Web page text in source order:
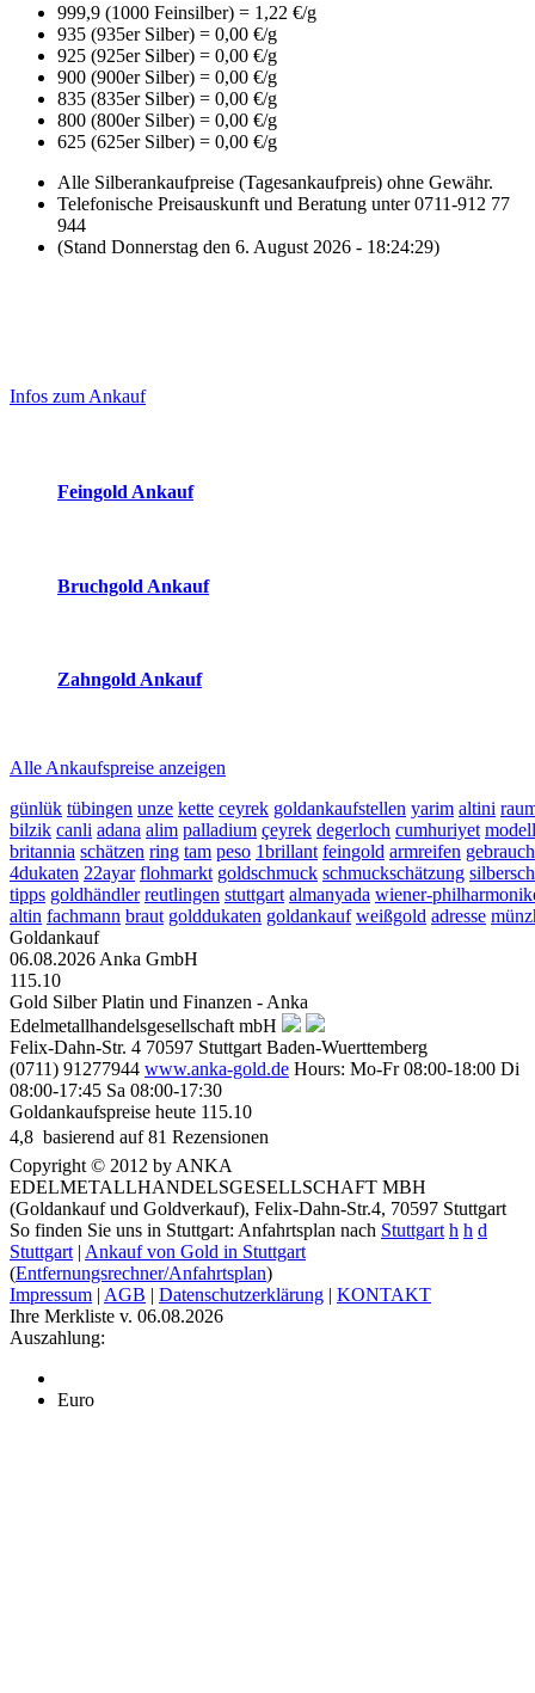
999,9 (1000 Feinsilber) = 1,22 €/g
935 (935er Silber) = 0,00 €/g
925 (925er Silber) = 0,00 €/g
900 (900er Silber) = 0,00 €/g
835 (835er Silber) = 0,00 €/g
800 (800er Silber) = 0,00 €/g
625 (625er Silber) = 0,00 €/g
Alle Silberankaufpreise (Tagesankaufpreis) ohne Gewähr.
Telefonische Preisauskunft und Beratung unter 0711-912 77
944
(Stand Donnerstag den 6. August 2026 - 18:24:29)
Sidebar
Infos zum Ankauf
Feingold Ankauf
Bruchgold Ankauf
Zahngold Ankauf
Alle Ankaufspreise anzeigen
günlük tübingen unze kette ceyrek goldankaufstellen yarim altini
bilzik canli adana alim palladium çeyrek degerloch cumhuriyet
britannia schätzen ring tam peso 1brillant feingold armreifen
4dukaten 22ayar flohmarkt goldschmuck schmuckschätzung
tipps goldhändler reutlingen stuttgart almanyada wiener-
altin fachmann braut golddukaten goldankauf weißgold adresse
Goldankauf
06.08.2026 Anka GmbH
115.10
Gold Silber Platin und Finanzen - Anka
Edelmetallhandelsgesellschaft mbH
Felix-Dahn-Str. 4 70597 Stuttgart Baden-Wuerttemberg
(0711) 91277944 www.anka-gold.de Hours: Mo-Fr 08:00-18:00 Di
08:00-17:45 Sa 08:00-17:30
Goldankaufspreise heute 115.10
4,8  basierend auf81 Rezensionen
Copyright © 2012 by ANKA
EDELMETALLHANDELSGESELLSCHAFT MBH
(Goldankauf und Goldverkauf), Felix-Dahn-Str.4, 70597 Stuttgart
So finden Sie uns in Stuttgart: Anfahrtsplan nach Stuttgart h h d
Stuttgart | Ankauf von Gold in Stuttgart
(Entfernungsrechner/Anfahrtsplan)
Impressum | AGB | Datenschutzerklärung | KONTAKT
Ihre Merkliste v. 06.08.2026
Auszahlung:
Euro